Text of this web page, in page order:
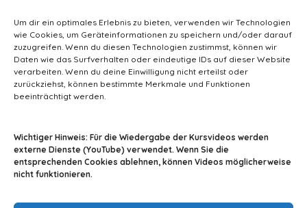
Um dir ein optimales Erlebnis zu bieten, verwenden wir Technologien
wie Cookies, um Geräteinformationen zu speichern und/oder darauf
zuzugreifen. Wenn du diesen Technologien zustimmst, können wir
Daten wie das Surfverhalten oder eindeutige IDs auf dieser Website
verarbeiten. Wenn du deine Einwilligung nicht erteilst oder
zurückziehst, können bestimmte Merkmale und Funktionen
beeinträchtigt werden.
Wichtiger Hinweis: Für die Wiedergabe der Kursvideos werden
externe Dienste (YouTube) verwendet. Wenn Sie die
entsprechenden Cookies ablehnen, können Videos möglicherweise
nicht funktionieren.
info@tiermedizin-wissen.de